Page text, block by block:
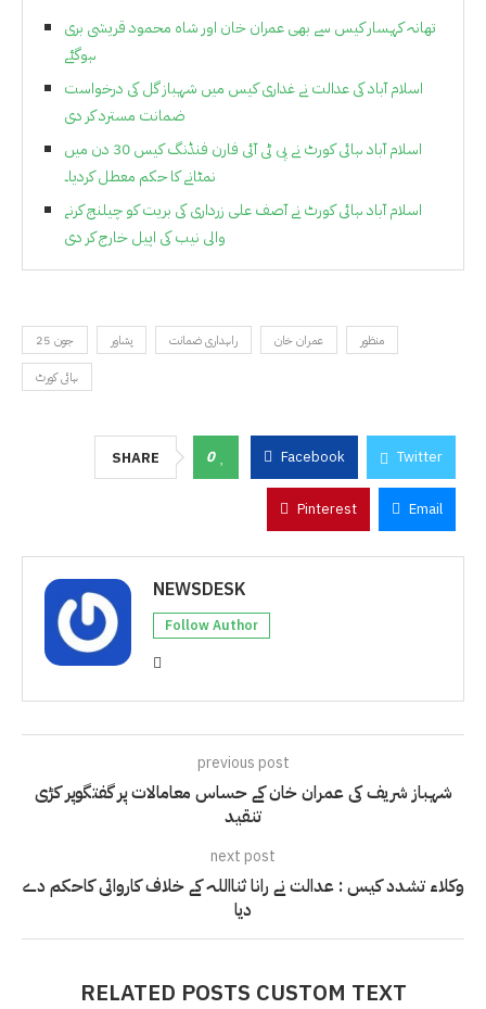
تھانہ کہسار کیس سے بھی عمران خان اور شاہ محمود قریشی بری
ہوگئے
اسلام آباد کی عدالت نے غداری کیس میں شہباز گل کی درخواست
ضمانت مسترد کر دی
اسلام آباد ہائی کورٹ نے پی ٹی آئی فارن فنڈنگ ​​کیس 30 دن میں
نمٹانے کا حکم معطل کردیا۔
اسلام آباد ہائی کورٹ نے آصف علی زرداری کی بریت کو چیلنج کرنے
والی نیب کی اپیل خارج کر دی
25 جون پشاور راہداری ضمانت عمران خان
منظور
ہائی کورٹ
SHARE 0 Facebook Twitter
Pinterest Email
NEWSDESK
Follow Author
previous post
شہباز شریف کی عمران خان کے حساس معامالات پر گفتگوپر کڑی
تنقید
next post
وکلاء تشدد کیس : عدالت نے رانا ثنااللہ کے خلاف کاروائی کاحکم دے
دیا
RELATED POSTS CUSTOM TEXT